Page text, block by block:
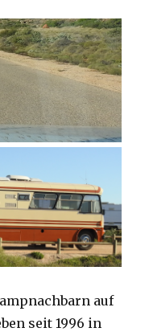
auf
seit 1996 in